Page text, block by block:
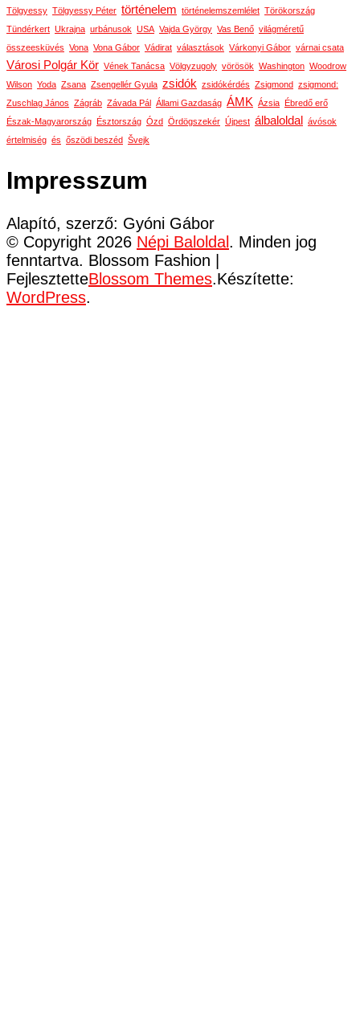
Tölgyessy Tölgyessy Péter történelem történelemszemlélet Törökország
Tündérkert Ukrajna urbánusok USA Vajda György Vas Benő világméretű
összeesküvés Vona Vona Gábor Vádirat választások Várkonyi Gábor várnai csata
Városi Polgár Kör Vének Tanácsa Völgyzugoly vörösök Washington Woodrow
Wilson Yoda Zsana Zsengellér Gyula zsidók zsidókérdés Zsigmond zsigmond:
Zuschlag János Zágráb Závada Pál Állami Gazdaság ÁMK Ázsia
Ébredő erő
Észak-Magyarország
Észtország Ózd Ördögszekér Újpest álbaloldal
ávósok
értelmiség és őszödi beszéd Švejk
Impresszum
Alapító, szerző: Gyóni Gábor
© Copyright 2026 Népi Baloldal . Minden jog
fenntartva. Blossom Fashion |
FejlesztetteBlossom Themes.Készítette:
WordPress.